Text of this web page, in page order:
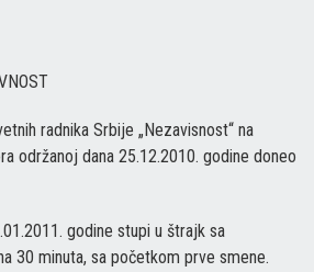
radnika Srbije „Nezavisnost“ na
održanoj dana 25.12.2010. godine doneo
godine stupi u štrajk sa
30 minuta, sa početkom prve smene.